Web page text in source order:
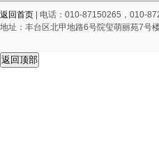
返回首页 | 电话：010-87150265，010-
地址：丰台区北甲地路6号院玺萌丽苑7号